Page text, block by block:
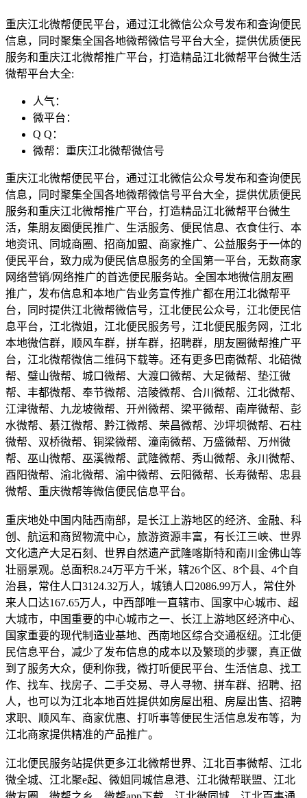
重庆江北微帮便民平台，通过江北微信公众号发布和查询便民
信息，同时聚集全国各地微帮微信号平台大全，提供优质便民
服务和重庆江北微帮推广平台，打造精品江北微帮平台微生活
微帮平台大全:
人气：
微平台：
Q Q：
微帮：重庆江北微帮微信号
重庆江北微帮便民平台，通过江北微信公众号发布和查询便民
信息，同时聚集全国各地微帮微信号平台大全，提供优质便民
服务和重庆江北微帮推广平台，打造精品江北微帮平台微生
活，集朋友圈便民推广、生活服务、便民信息、衣食住行、本
地资讯、同城商圈、招商加盟、商家推广、公益服务于一体的
便民平台，致力成为便民信息服务的全国第一平台，无数商家
网络营销/网络推广的首选便民服务站。全国本地微信朋友圈
推广，发布信息和本地广告业务宣传推广都在用江北微帮平
台，同时提供江北微帮微信号，江北便民公众号，江北便民信
息平台，江北微姐，江北便民服务号，江北便民服务网，江北
本地微信群，顺风车群，拼车群，招聘群，朋友圈微帮推广平
台，江北微帮微信二维码下载等。还有更多巴南微帮、北碚微
帮、璧山微帮、城口微帮、大渡口微帮、大足微帮、垫江微
帮、丰都微帮、奉节微帮、涪陵微帮、合川微帮、江北微帮、
江津微帮、九龙坡微帮、开州微帮、梁平微帮、南岸微帮、彭
水微帮、綦江微帮、黔江微帮、荣昌微帮、沙坪坝微帮、石柱
微帮、双桥微帮、铜梁微帮、潼南微帮、万盛微帮、万州微
帮、巫山微帮、巫溪微帮、武隆微帮、秀山微帮、永川微帮、
酉阳微帮、渝北微帮、渝中微帮、云阳微帮、长寿微帮、忠县
微帮、重庆微帮等微信便民信息平台。
重庆地处中国内陆西南部，是长江上游地区的经济、金融、科
创、航运和商贸物流中心，旅游资源丰富，有长江三峡、世界
文化遗产大足石刻、世界自然遗产武隆喀斯特和南川金佛山等
壮丽景观。总面积8.24万平方千米，辖26个区、8个县、4个自
治县，常住人口3124.32万人，城镇人口2086.99万人，常住外
来人口达167.65万人，中西部唯一直辖市、国家中心城市、超
大城市，中国重要的中心城市之一、长江上游地区经济中心、
国家重要的现代制造业基地、西南地区综合交通枢纽。江北便
民信息平台，减少了发布信息的成本以及繁琐的步骤，真正做
到了服务大众，便利你我，微打听便民平台、生活信息、找工
作、找车、找房子、二手交易、寻人寻物、拼车群、招聘、招
人，也可以为江北本地百姓提供如房屋出租、房屋出售、招聘
求职、顺风车、商家优惠、打听事等便民生活信息发布等，为
江北商家提供精准的产品推广。
江北便民服务站提供更多江北微帮世界、江北百事微帮、江北
微全城、江北聚e起、微姐同城信息港、江北微帮联盟、江北